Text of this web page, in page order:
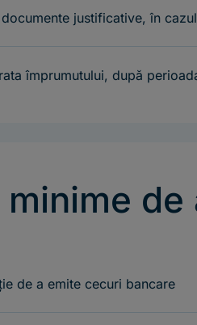
justificative, în
împrumutului, după
de
de a emite cecuri bancare